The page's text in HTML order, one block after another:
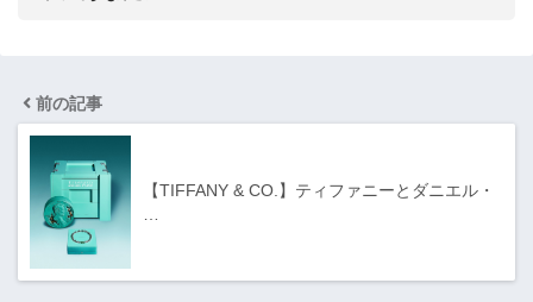
前の記事
【TIFFANY & CO.】ティファニーとダニエル・